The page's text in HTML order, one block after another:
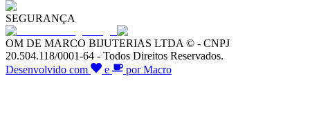
SEGURANÇA
OM DE MARCO BIJUTERIAS LTDA © - CNPJ
20.504.118/0001-64 - Todos Direitos Reservados.
Desenvolvido com
e por Macro